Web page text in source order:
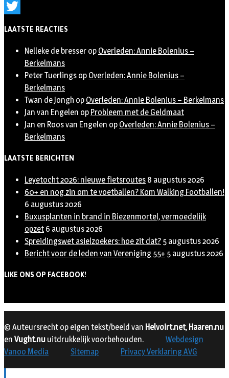
Instagram
LAATSTE REACTIES
Nelleke de bresser op Overleden: Annie Bolenius –
Berkelmans
Peter Tuerlings op Overleden: Annie Bolenius –
Berkelmans
Twan de Jongh op Overleden: Annie Bolenius – Berkelmans
Jan van Engelen op Probleem met de Geldmaat
Jan en Roos van Engelen op Overleden: Annie Bolenius –
Berkelmans
LAATSTE BERICHTEN
Leyetocht 2026: nieuwe fietsroutes 8 augustus 2026
60+ en nog zin om te voetballen? Kom Walking Footballen!
6 augustus 2026
Buxusplanten in brand in Biezenmortel, vermoedelijk
opzet 6 augustus 2026
Spreidingswet asielzoekers: hoe zit dat? 5 augustus 2026
Bericht voor de leden van Vereniging 55+ 5 augustus 2026
LIKE ONS OP FACEBOOK!
© Auteursrecht op eigen tekst/beeld van Helvoirt.net, Haaren.nu
en Vught.nu uitdrukkelijk voorbehouden.
Webdesign
Vanoo Media
Sitemap Privacy Verklaring AVG